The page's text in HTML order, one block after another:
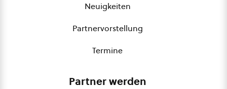
Neuigkeiten
Partnervorstellung
Termine
Partner werden